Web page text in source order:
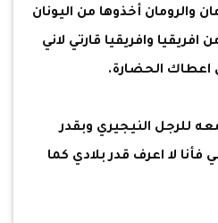
والرومان أخذوها من اليونان
وافريقيا قارتي لاني
اعطاك الحضارة.
للرجل النيجيري وبقدر
لا اعرف قدر بلادي كما